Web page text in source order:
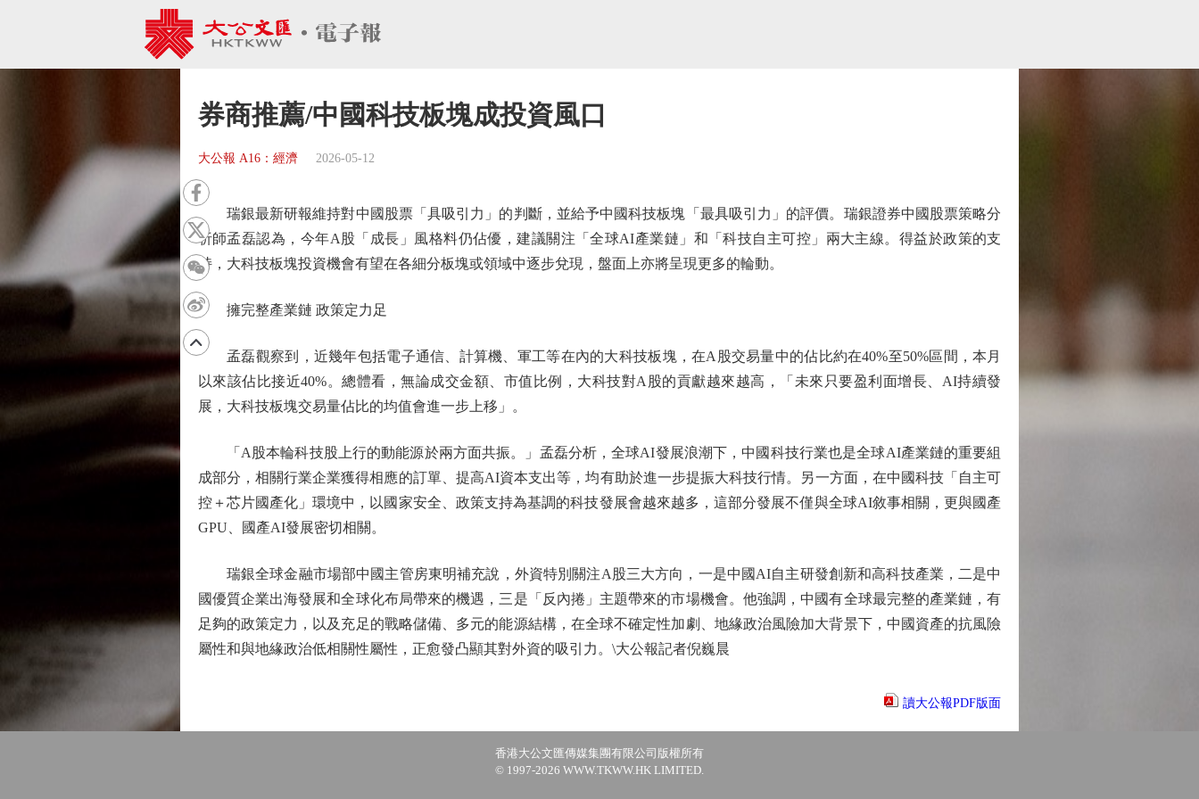
券商推薦/中國科技板塊成投資風口
大公報 A16：經濟 2026-05-12
瑞銀最新研報維持對中國股票「具吸引力」的判斷，並給予中國科技板塊「最具吸引力」的評價。瑞銀證券中國股票策略分
析師孟磊認為，今年A股「成長」風格料仍佔優，建議關注「全球AI產業鏈」和「科技自主可控」兩大主線。得益於政策的支
持，大科技板塊投資機會有望在各細分板塊或領域中逐步兌現，盤面上亦將呈現更多的輪動。
擁完整產業鏈 政策定力足
孟磊觀察到，近幾年包括電子通信、計算機、軍工等在內的大科技板塊，在A股交易量中的佔比約在40%至50%區間，本月
以來該佔比接近40%。總體看，無論成交金額、市值比例，大科技對A股的貢獻越來越高，「未來只要盈利面增長、AI持續發
展，大科技板塊交易量佔比的均值會進一步上移」。
「A股本輪科技股上行的動能源於兩方面共振。」孟磊分析，全球AI發展浪潮下，中國科技行業也是全球AI產業鏈的重要組
成部分，相關行業企業獲得相應的訂單、提高AI資本支出等，均有助於進一步提振大科技行情。另一方面，在中國科技「自主可
控＋芯片國產化」環境中，以國家安全、政策支持為基調的科技發展會越來越多，這部分發展不僅與全球AI敘事相關，更與國產
GPU、國產AI發展密切相關。
瑞銀全球金融市場部中國主管房東明補充說，外資特別關注A股三大方向，一是中國AI自主研發創新和高科技產業，二是中
國優質企業出海發展和全球化布局帶來的機遇，三是「反內捲」主題帶來的市場機會。他強調，中國有全球最完整的產業鏈，有
足夠的政策定力，以及充足的戰略儲備、多元的能源結構，在全球不確定性加劇、地緣政治風險加大背景下，中國資產的抗風險
屬性和與地緣政治低相關性屬性，正愈發凸顯其對外資的吸引力。\大公報記者倪巍晨
讀大公報PDF版面
香港大公文匯傳媒集團有限公司版權所有
© 1997-2026 WWW.TKWW.HK LIMITED.